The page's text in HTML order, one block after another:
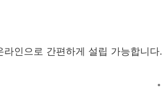
라인으로 간편하게 설립 가능합니다.